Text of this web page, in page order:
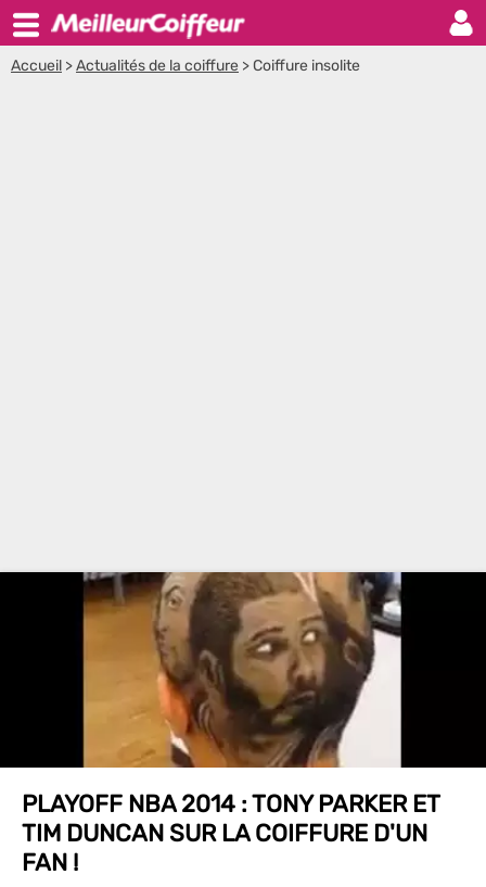
Accueil >Actualités de la coiffure >Coiffure insolite
PLAYOFF NBA 2014 : TONY PARKER ET
TIM DUNCAN SUR LA COIFFURE D'UN
FAN !